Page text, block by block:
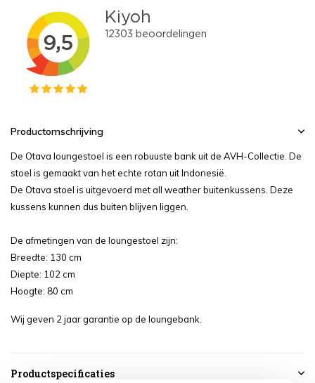
Productomschrijving
De Otava loungestoel is een robuuste bank uit de AVH-Collectie. De
stoel is gemaakt van het echte rotan uit Indonesië.
De Otava stoel is uitgevoerd met all weather buitenkussens. Deze
kussens kunnen dus buiten blijven liggen.
De afmetingen van de loungestoel zijn:
Breedte: 130 cm
Diepte: 102 cm
Hoogte: 80 cm
Wij geven 2 jaar garantie op de loungebank.
Productspecificaties